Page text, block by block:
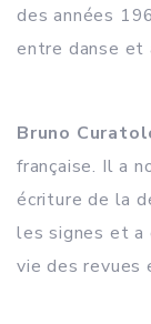
des années
entre danse
Bruno
française. Il a
écriture de la
les signes et a
vie des revues